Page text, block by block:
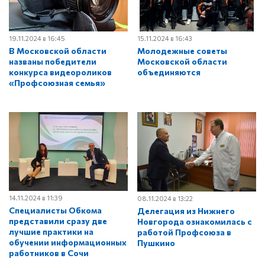
19.11.2024 в 16:45
В Московской области
названы победители
конкурса видеороликов
«Профсоюзная семья»
15.11.2024 в 16:43
Молодежные советы
Московской области
объединяются
14.11.2024 в 11:39
Специалисты Обкома
представили сразу две
лучшие практики на
обучении информационных
работников в Сочи
08.11.2024 в 13:22
Делегация из Нижнего
Новгорода ознакомилась с
работой Профсоюза в
Пушкино